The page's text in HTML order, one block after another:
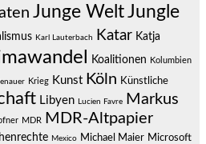
Junge WeltJungle
Karl Lauterbach Katar Katja
Koalitionen Kolumbien
Krieg Kunst Köln Künstliche
Libyen Lucien Favre
Markus
MDR MDR-Altpapier
Mexico Michael Maier Microsoft